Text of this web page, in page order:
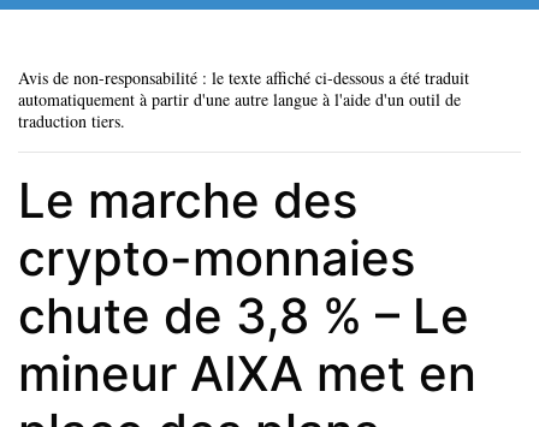
Avis de non-responsabilité : le texte affiché ci-dessous a été traduit
automatiquement à partir d'une autre langue à l'aide d'un outil de
traduction tiers.
Le marche des
crypto-monnaies
chute de 3,8 % – Le
mineur AIXA met en